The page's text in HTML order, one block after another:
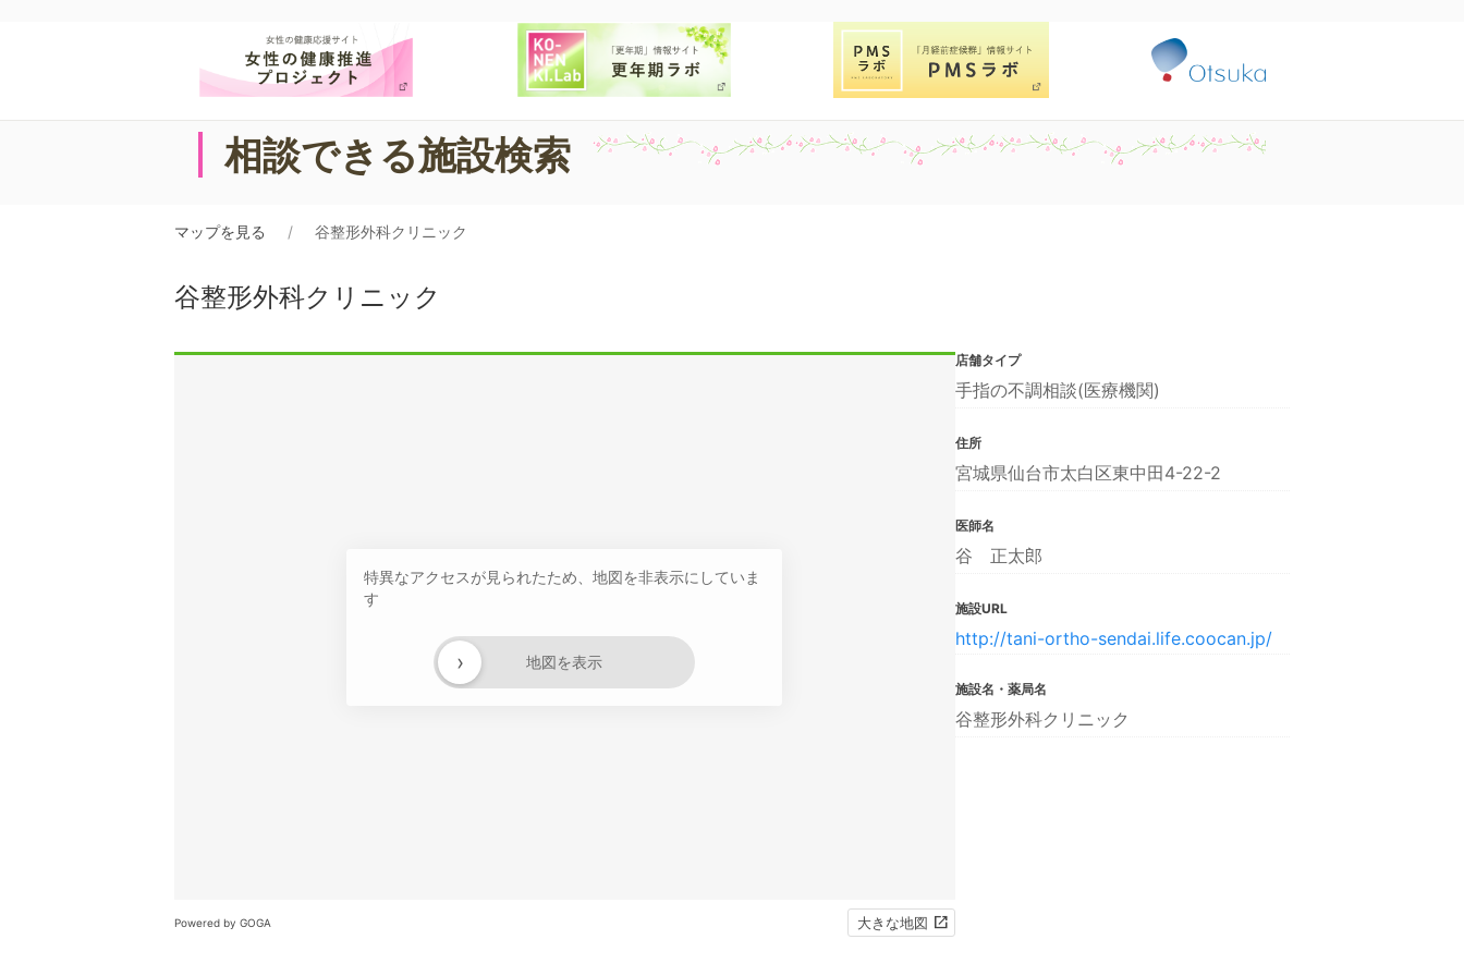
相談できる施設検索
マップを見る 谷整形外科クリニック
谷整形外科クリニック
特異なアクセスが見られたため、地図を非表示にしていま
す
地図を表示
›
Powered by GOGA 大きな地図
店舗タイプ
手指の不調相談(医療機関)
住所
宮城県仙台市太白区東中田4-22-2
医師名
谷 正太郎
施設URL
http://tani-ortho-sendai.life.coocan.jp/
施設名・薬局名
谷整形外科クリニック